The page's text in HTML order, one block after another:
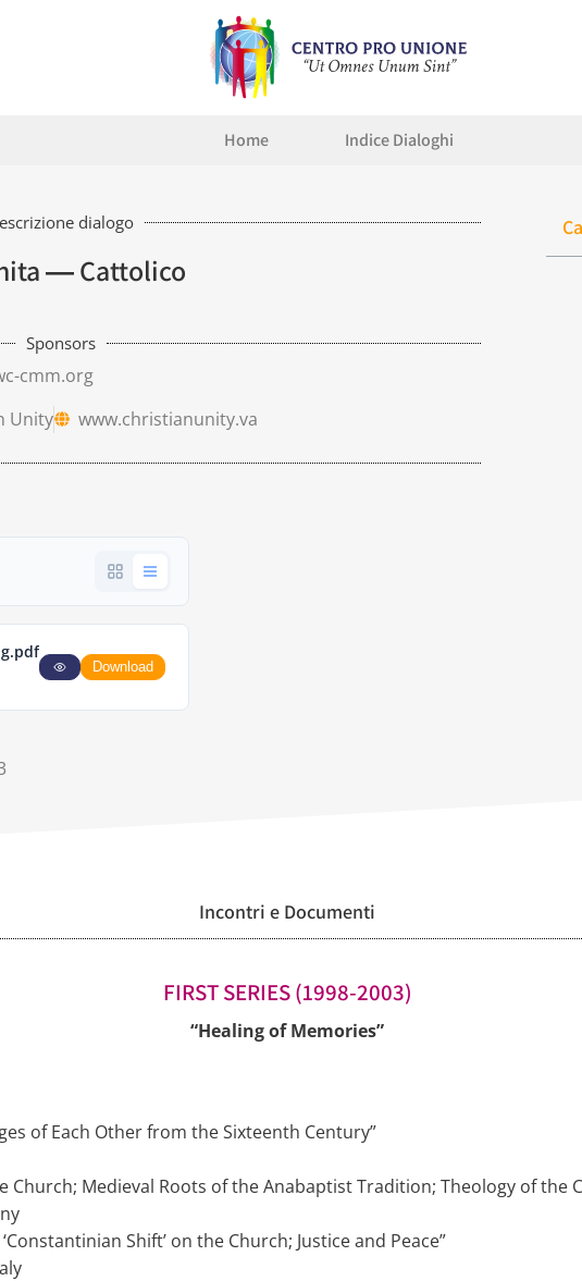
Home Indice Dialoghi
dialogo
― Cattolico
Sponsors
cmm.org
Unity
www.christianunity.va
Download
Incontri e Documenti
FIRST SERIES (1998-2003)
“Healing of Memories”
of Each Other from the Sixteenth Century”
Medieval Roots of the Anabaptist Tradition; Theology of the
Shift’ on the Church; Justice and Peace”